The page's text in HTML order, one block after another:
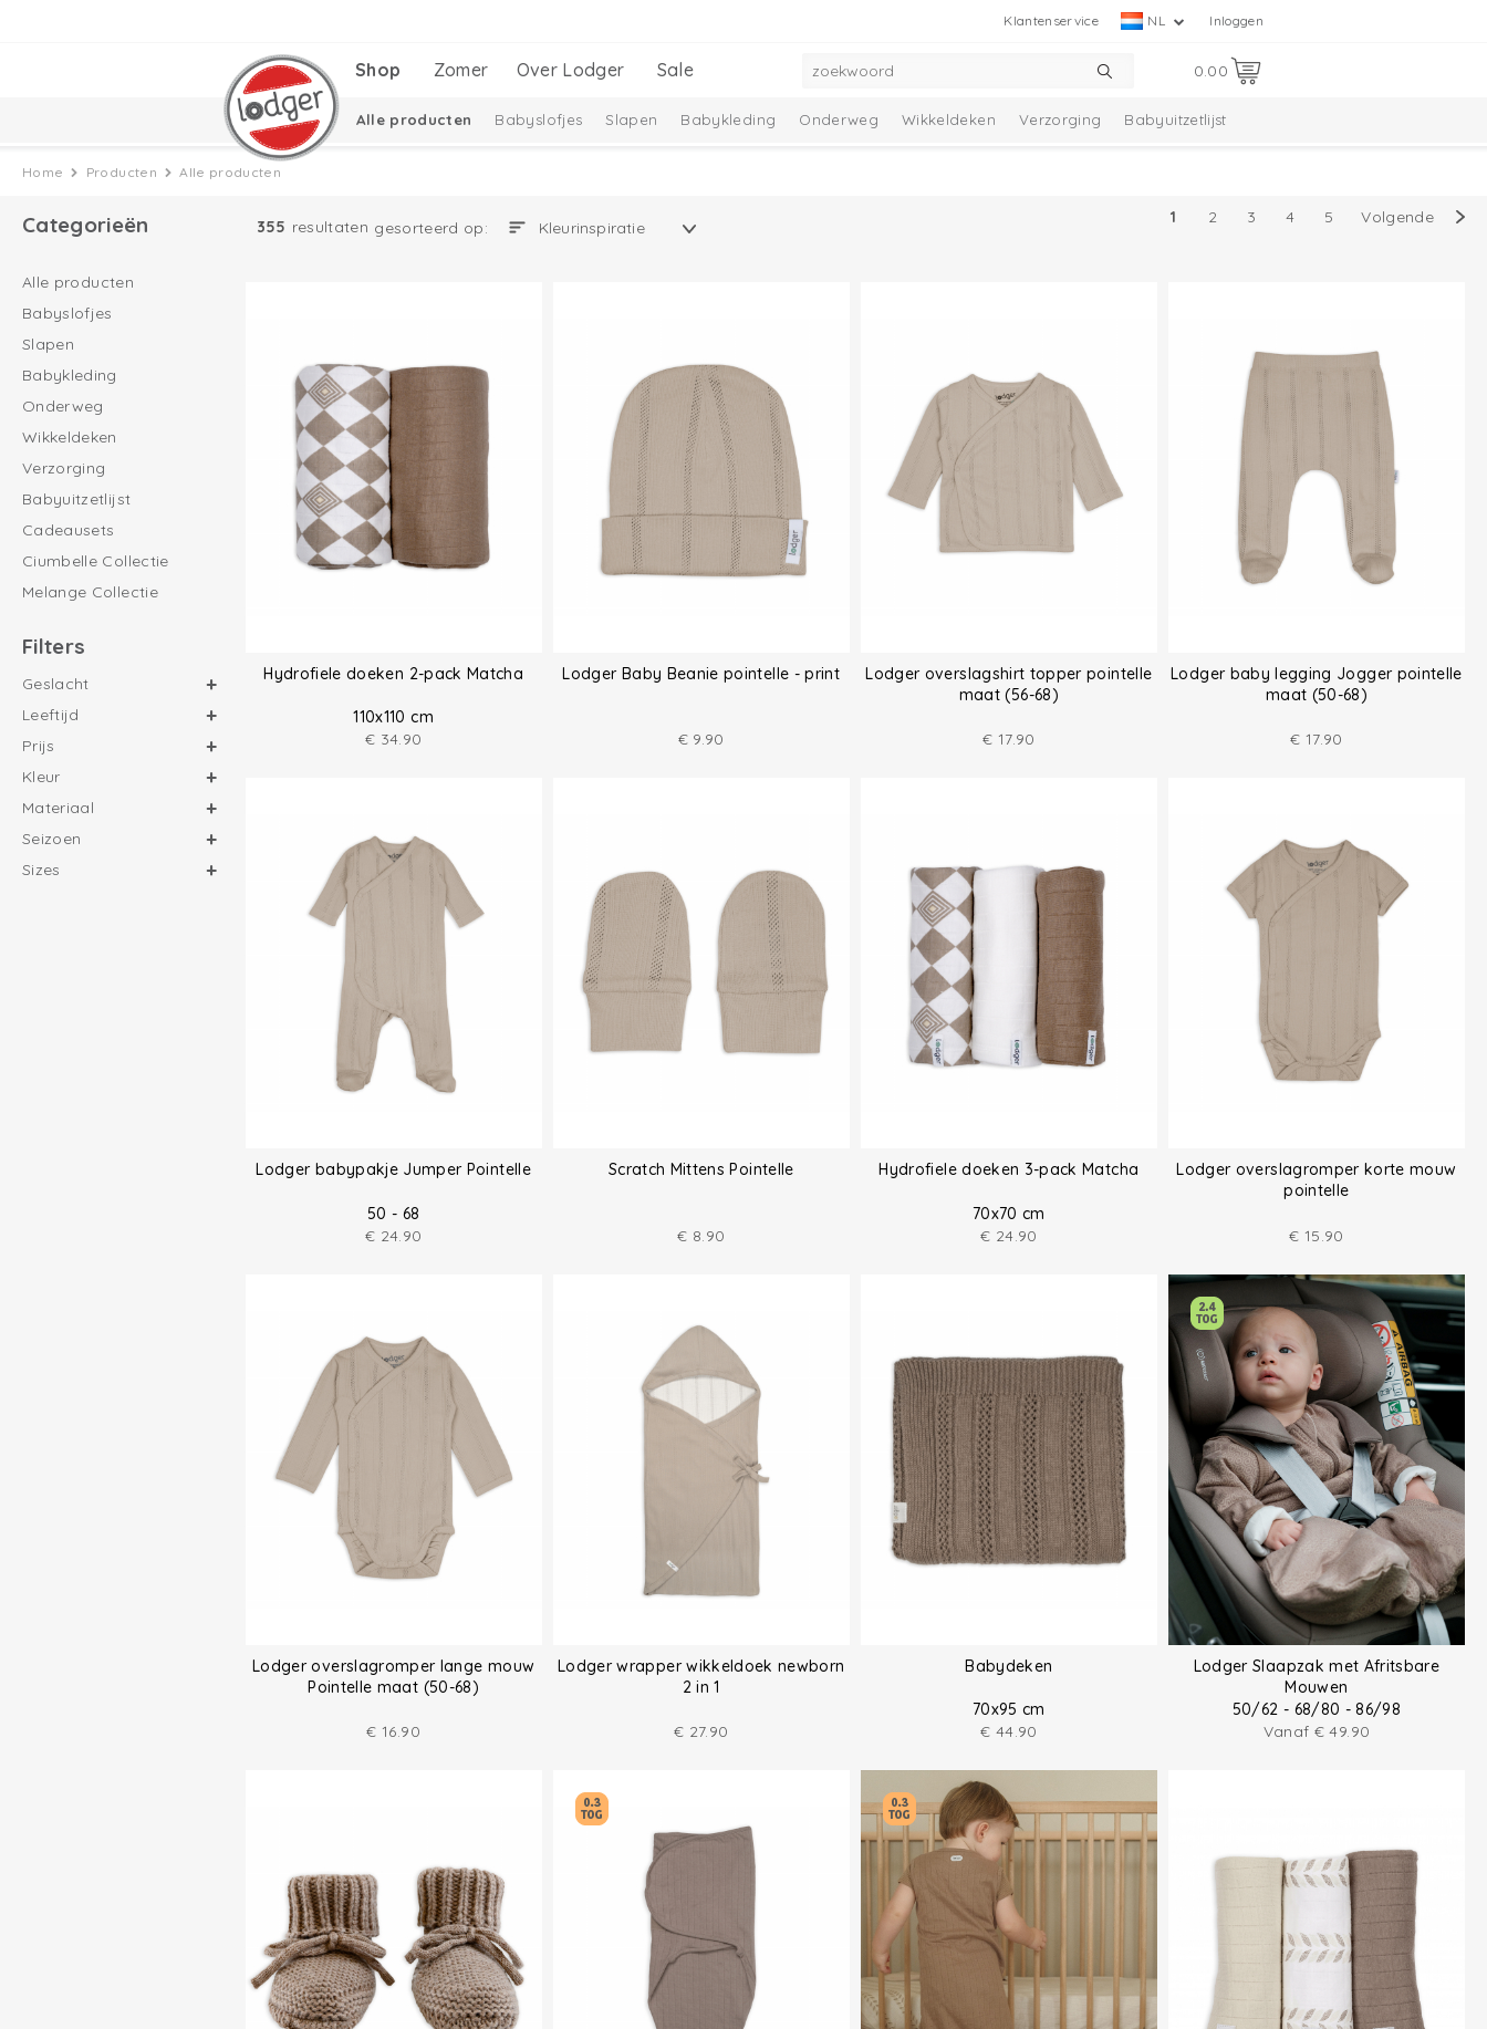
Inloggen
NL
Klantenservice
0.00
Shop Zomer Over Lodger Sale
Alle producten Babyslofjes Slapen Babykleding Onderweg Wikkeldeken Verzorging Babyuitzetlijst
Home Producten Alle producten
Categorieën
Alle producten
Babyslofjes
Slapen
Babykleding
Onderweg
Wikkeldeken
Verzorging
Babyuitzetlijst
Cadeausets
Ciumbelle Collectie
Melange Collectie
Filters
Geslacht
Leeftijd
Prijs
Kleur
Materiaal
Seizoen
Sizes
355 resultaten gesorteerd op:
1 2 3 4 5 Volgende
Hydrofiele doeken 2-pack Matcha
110x110 cm
€ 34.90
Lodger Baby Beanie pointelle - print
€ 9.90
Lodger overslagshirt topper pointelle
maat (56-68)
€ 17.90
Lodger baby legging Jogger pointelle
maat (50-68)
€ 17.90
Lodger babypakje Jumper Pointelle
50 - 68
€ 24.90
Scratch Mittens Pointelle
€ 8.90
Hydrofiele doeken 3-pack Matcha
70x70 cm
€ 24.90
Lodger overslagromper korte mouw
pointelle
€ 15.90
Lodger overslagromper lange mouw
Pointelle maat (50-68)
€ 16.90
Lodger wrapper wikkeldoek newborn
2 in 1
€ 27.90
Babydeken
70x95 cm
€ 44.90
Lodger Slaapzak met Afritsbare
Mouwen
50/62 - 68/80 - 86/98
Vanaf € 49.90